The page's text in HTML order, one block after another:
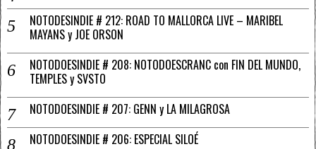
NOTODESINDIE # 212: ROAD TO MALLORCA LIVE – MARIBEL
MAYANS y JOE ORSON
NOTODOESINDIE # 208: NOTODOESCRANC con FIN DEL MUNDO,
TEMPLES y SVSTO
NOTODOESINDIE # 207: GENN y LA MILAGROSA
NOTODOESINDIE # 206: ESPECIAL SILOÉ